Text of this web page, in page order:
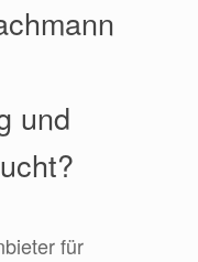
und
für